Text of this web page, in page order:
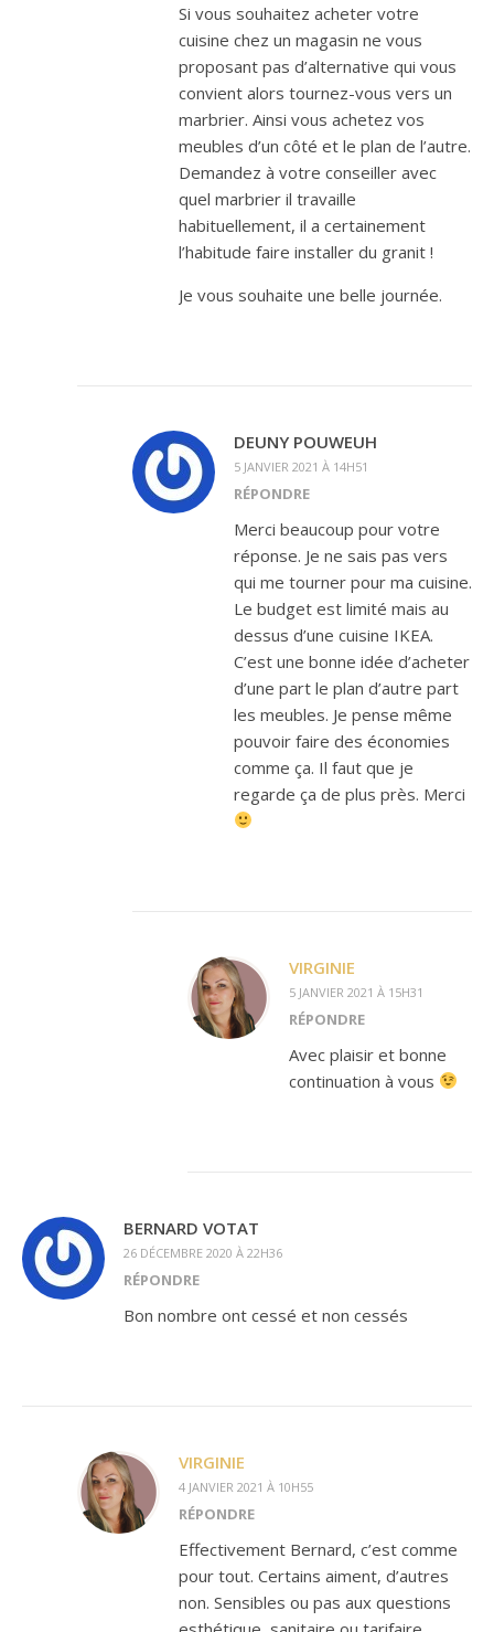
Si vous souhaitez acheter votre
cuisine chez un magasin ne vous
proposant pas d’alternative qui vous
convient alors tournez-vous vers un
marbrier. Ainsi vous achetez vos
meubles d’un côté et le plan de l’autre.
Demandez à votre conseiller avec
quel marbrier il travaille
habituellement, il a certainement
l’habitude faire installer du granit !
Je vous souhaite une belle journée.
DEUNY POUWEUH
5 JANVIER 2021 À 14H51
RÉPONDRE
Merci beaucoup pour votre
réponse. Je ne sais pas vers
qui me tourner pour ma cuisine.
Le budget est limité mais au
dessus d’une cuisine IKEA.
C’est une bonne idée d’acheter
d’une part le plan d’autre part
les meubles. Je pense même
pouvoir faire des économies
comme ça. Il faut que je
regarde ça de plus près. Merci
VIRGINIE
5 JANVIER 2021 À 15H31
RÉPONDRE
Avec plaisir et bonne
continuation à vous
BERNARD VOTAT
26 DÉCEMBRE 2020 À 22H36
RÉPONDRE
Bon nombre ont cessé et non cessés
VIRGINIE
4 JANVIER 2021 À 10H55
RÉPONDRE
Effectivement Bernard, c’est comme
pour tout. Certains aiment, d’autres
non. Sensibles ou pas aux questions